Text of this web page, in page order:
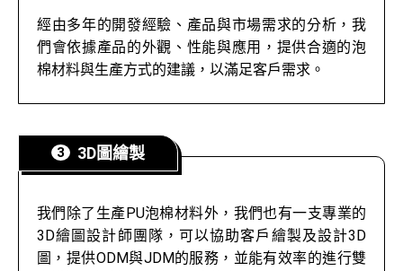
經由多年的開發經驗、產品與市場需求的分析，我
們會依據產品的外觀、性能與應用，提供合適的泡
棉材料與生產方式的建議，以滿足客戶需求。
3D圖繪製
我們除了生產PU泡棉材料外，我們也有一支專業的
3D繪圖設計師團隊，可以協助客戶繪製及設計3D
圖，提供ODM與JDM的服務，並能有效率的進行雙